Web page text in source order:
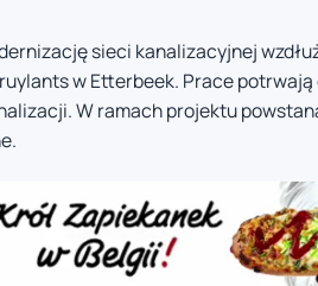
sieci kanalizacyjnej
w Etterbeek. Prace
W ramach projektu